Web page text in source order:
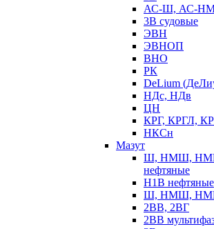
АС-Ш, АС-
3В судовые
ЭВН
ЭВНОП
ВНО
РК
DeLium
НДс, НДв
ЦН
КРГ, КРГЛ,
НКСн
Мазут
Ш, НМШ,
нефтяные
Н1В нефтяные
Ш, НМШ,
2ВВ, 2ВГ
2ВВ